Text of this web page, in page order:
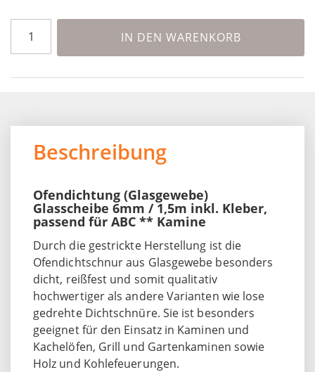
IN DEN WARENKORB
Beschreibung
Ofendichtung (Glasgewebe)
Glasscheibe 6mm / 1,5m inkl. Kleber,
passend für ABC ** Kamine
Durch die gestrickte Herstellung ist die
Ofendichtschnur aus Glasgewebe besonders
dicht, reißfest und somit qualitativ
hochwertiger als andere Varianten wie lose
gedrehte Dichtschnüre. Sie ist besonders
geeignet für den Einsatz in Kaminen und
Kachelöfen, Grill und Gartenkaminen sowie
Holz und Kohlefeuerungen.